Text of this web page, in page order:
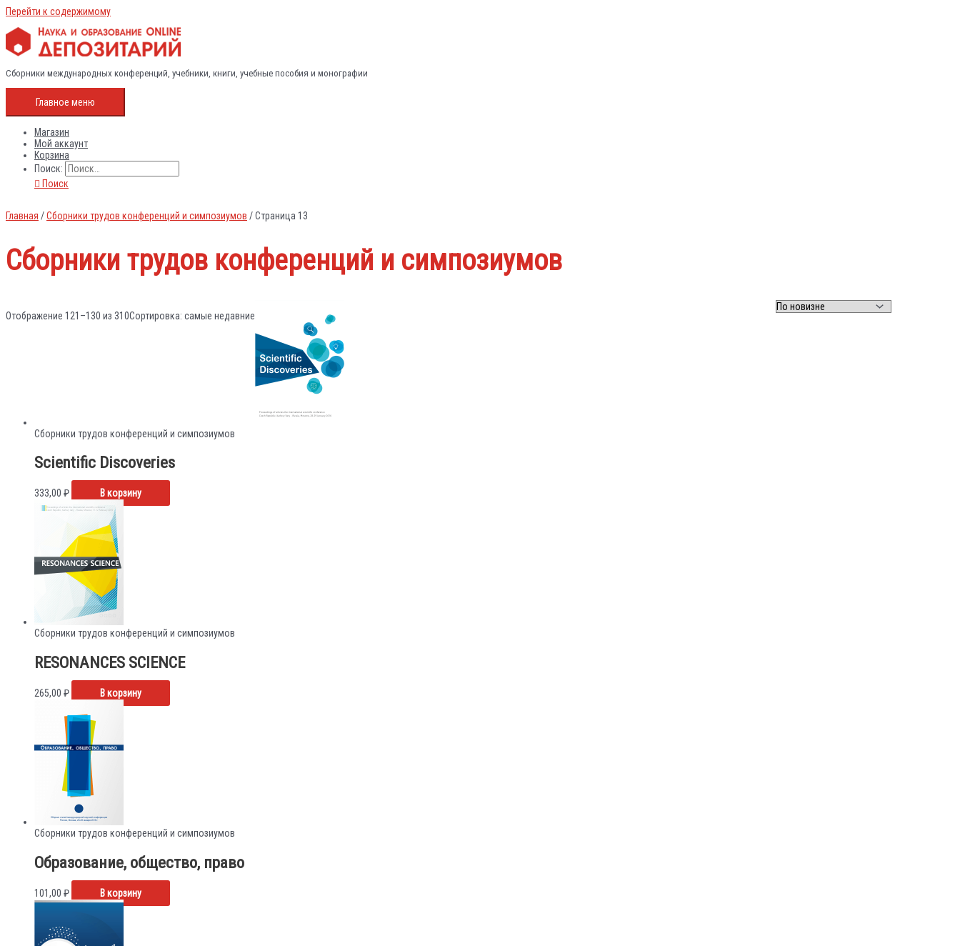
Перейти к содержимому
Сборники международных конференций, учебники, книги, учебные пособия и монографии
Главное меню
Магазин
Мой аккаунт
Корзина
Поиск:
Поиск
Главная /Сборники трудов конференций и симпозиумов / Страница 13
Сборники трудов конференций и симпозиумов
Отображение 121–130 из 310Сортировка: самые недавние
Сборники трудов конференций и симпозиумов
Scientific Discoveries
333,00 ₽ В корзину
Сборники трудов конференций и симпозиумов
RESONANCES SCIENCE
265,00 ₽ В корзину
Сборники трудов конференций и симпозиумов
Образование, общество, право
101,00 ₽ В корзину